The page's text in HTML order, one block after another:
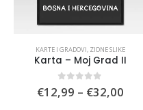
KARTE I GRADOVI, ZIDNE SLIKE
Karta – Moj Grad II
0out of 5
€12,99 – €32,00Price